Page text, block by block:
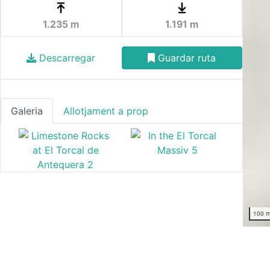
100
1.235 m 1.191 m
Descarregar Guardar ruta
Galeria Allotjament a prop